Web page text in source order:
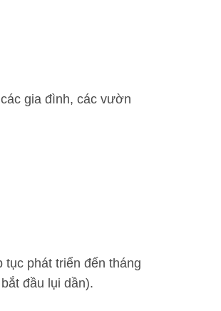
gia đình, các vườn
tục phát triển đến tháng
đầu lụi dần).